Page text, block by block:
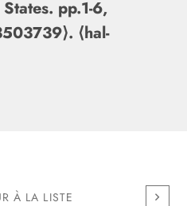
pp.1-6,
⟨hal-
À LA LISTE